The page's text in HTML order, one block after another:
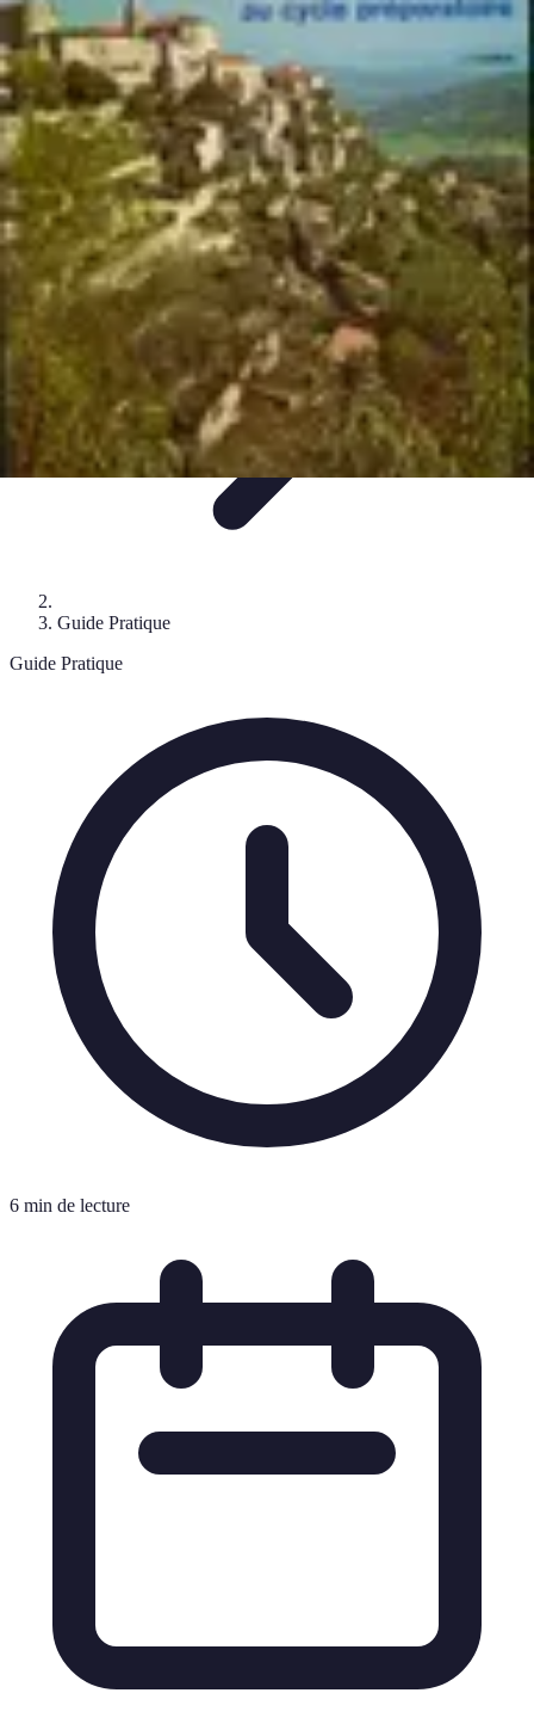
Atlas Géographique
TendancesPerception et Utilisation
ApprentissageAtlas Thématiques
Atlas Géographique
Guide Pratique
Guide Pratique
6 min de lecture